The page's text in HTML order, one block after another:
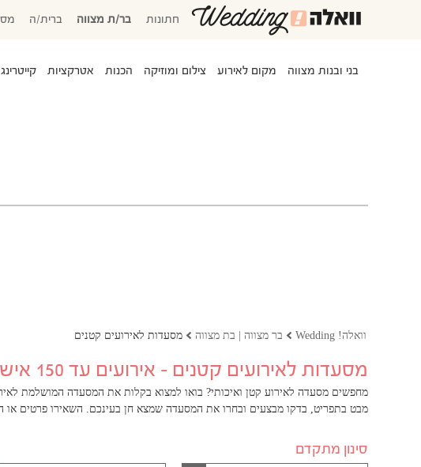
חתונות בר/ת מצווה ברית/ה
בני ובנות מצווה מקום לאירוע צילום ומוזיקה הכנות אטרקציות
וואלה! Wedding בר מצווה | בת מצווה מסעדות לאירועים קטנים
מסעדות לאירועים קטנים - אירועים עד 150 איש
מחפשים מסעדה לאירוע קטן ואיכותי? בואו למצוא בקלות את המסעדה המושלמת
מבט בתפריט, בדקו מבצעים ובחרו את המסעדה שמצא חן בעינכם. השאירו פרטים או
סינון מתקדם